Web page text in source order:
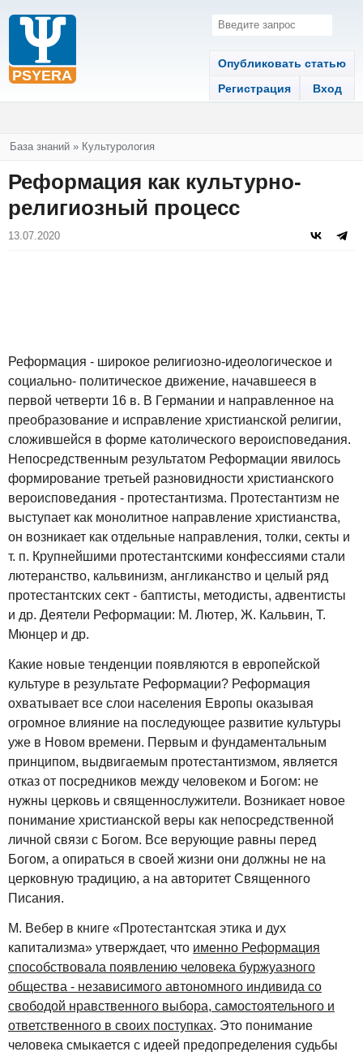
Опубликовать статью
Регистрация
Вход
Вы здесь
База знаний » Культурология
Реформация как культурно-
религиозный процесс
13.07.2020
Реформация - широкое религиозно-идеологическое и
социально- политическое движение, начавшееся в
первой четверти 16 в. В Германии и направленное на
преобразование и исправление христианской религии,
сложившейся в форме католического вероисповедания.
Непосредственным результатом Реформации явилось
формирование третьей разновидности христианского
вероисповедания - протестантизма. Протестантизм не
выступает как монолитное направление христианства,
он возникает как отдельные направления, толки, секты и
т. п. Крупнейшими протестантскими конфессиями стали
лютеранство, кальвинизм, англиканство и целый ряд
протестантских сект - баптисты, методисты, адвентисты
и др. Деятели Реформации: М. Лютер, Ж. Кальвин, Т.
Мюнцер и др.
Какие новые тенденции появляются в европейской
культуре в результате Реформации? Реформация
охватывает все слои населения Европы оказывая
огромное влияние на последующее развитие культуры
уже в Новом времени. Первым и фундаментальным
принципом, выдвигаемым протестантизмом, является
отказ от посредников между человеком и Богом: не
нужны церковь и священнослужители. Возникает новое
понимание христианской веры как непосредственной
личной связи с Богом. Все верующие равны перед
Богом, а опираться в своей жизни они должны не на
церковную традицию, а на авторитет Священного
Писания.
М. Вебер в книге «Протестантская этика и дух
капитализма» утверждает, что именно Реформация
способствовала появлению человека буржуазного
общества - независимого автономного индивида со
свободой нравственного выбора, самостоятельного и
ответственного в своих поступках. Это понимание
человека смыкается с идеей предопределения судьбы